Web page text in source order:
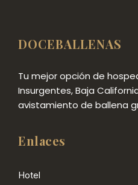
DOCEBALLENAS
Tu mejor opción de
Insurgentes, Baja
avistamiento de ballena
Enlaces
Hotel